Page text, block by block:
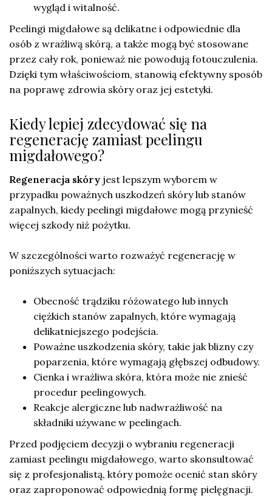
wygląd i witalność.
Peelingi migdałowe są delikatne i odpowiednie dla
osób z wrażliwą skórą, a także mogą być stosowane
przez cały rok, ponieważ nie powodują fotouczulenia.
Dzięki tym właściwościom, stanowią efektywny sposób
na poprawę zdrowia skóry oraz jej estetyki.
Kiedy lepiej zdecydować się na
regenerację zamiast peelingu
migdałowego?
Regeneracja skóry jest lepszym wyborem w
przypadku poważnych uszkodzeń skóry lub stanów
zapalnych, kiedy peelingi migdałowe mogą przynieść
więcej szkody niż pożytku.
W szczególności warto rozważyć regenerację w
poniższych sytuacjach:
Obecność trądziku różowatego lub innych
ciężkich stanów zapalnych, które wymagają
delikatniejszego podejścia.
Poważne uszkodzenia skóry, takie jak blizny czy
poparzenia, które wymagają głębszej odbudowy.
Cienka i wrażliwa skóra, która może nie znieść
procedur peelingowych.
Reakcje alergiczne lub nadwrażliwość na
składniki używane w peelingach.
Przed podjęciem decyzji o wybraniu regeneracji
zamiast peelingu migdałowego, warto skonsultować
się z profesjonalistą, który pomoże ocenić stan skóry
oraz zaproponować odpowiednią formę pielęgnacji.